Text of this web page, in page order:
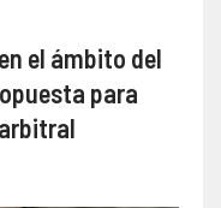
el ámbito del
para